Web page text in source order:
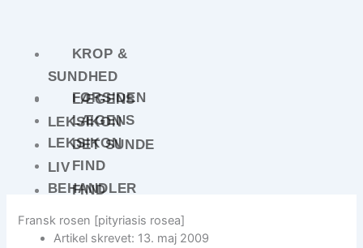
KROP &
SUNDHED
LÆGENS
LEKSIKON
DET SUNDE
LIV
FIND
BEHANDLER
MEDICINENS
FORSIDEN
LÆGENS
LEKSIKON
FIND
BEHANDLER
SUNDHED
Fransk rosen [pityriasis rosea]
Artikel skrevet: 13. maj 2009